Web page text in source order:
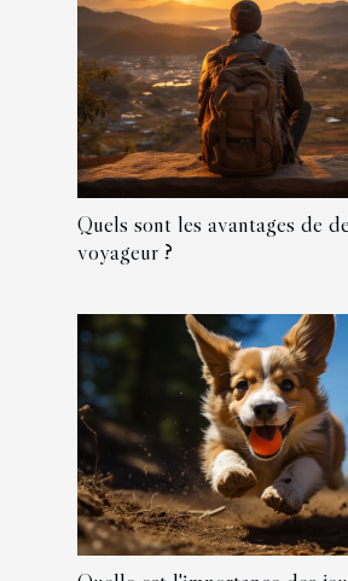
Quels sont les avantages de
voyageur ?